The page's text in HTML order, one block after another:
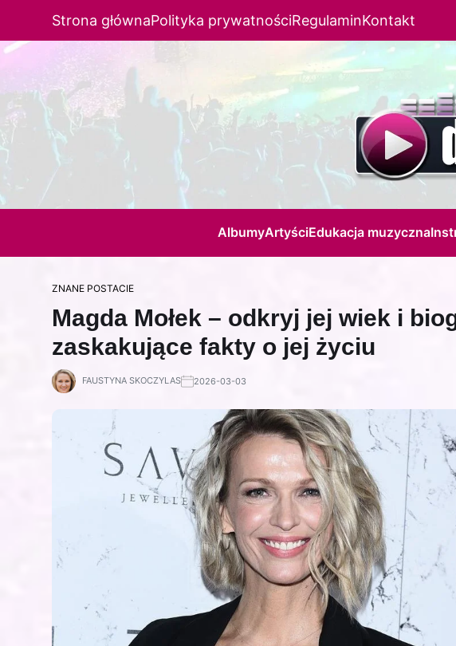
Strona głównaPolityka prywatnościRegulaminKontakt
AlbumyArtyściEdukacja muzyczna
ZNANE POSTACIE
Magda Mołek – odkryj jej wiek i
zaskakujące fakty o jej życiu
FAUSTYNA SKOCZYLAS 2026-03-03